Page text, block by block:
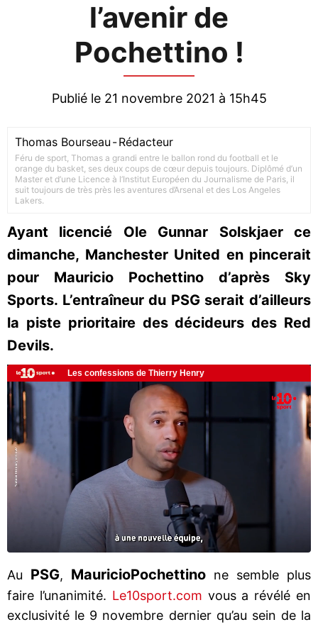
l’avenir de
Pochettino !
Publié le 21 novembre 2021 à 15h45
Thomas Bourseau -Rédacteur
Féru de sport, Thomas a grandi entre le ballon rond du football et le
orange du basket, ses deux coups de cœur depuis toujours. Diplômé d’un
Master et d’une Licence à l’Institut Européen du Journalisme de Paris, il
suit toujours de très près les aventures d’Arsenal et des Los Angeles
Lakers.
Ayant licencié Ole Gunnar Solskjaer ce
dimanche, Manchester United en pincerait
pour Mauricio Pochettino d’après Sky
Sports. L’entraîneur du PSG serait d’ailleurs
la piste prioritaire des décideurs des Red
Devils.
Au PSG, MauricioPochettino ne semble plus
faire l’unanimité. Le10sport.com vous a révélé en
exclusivité le 9 novembre dernier qu’au sein de la